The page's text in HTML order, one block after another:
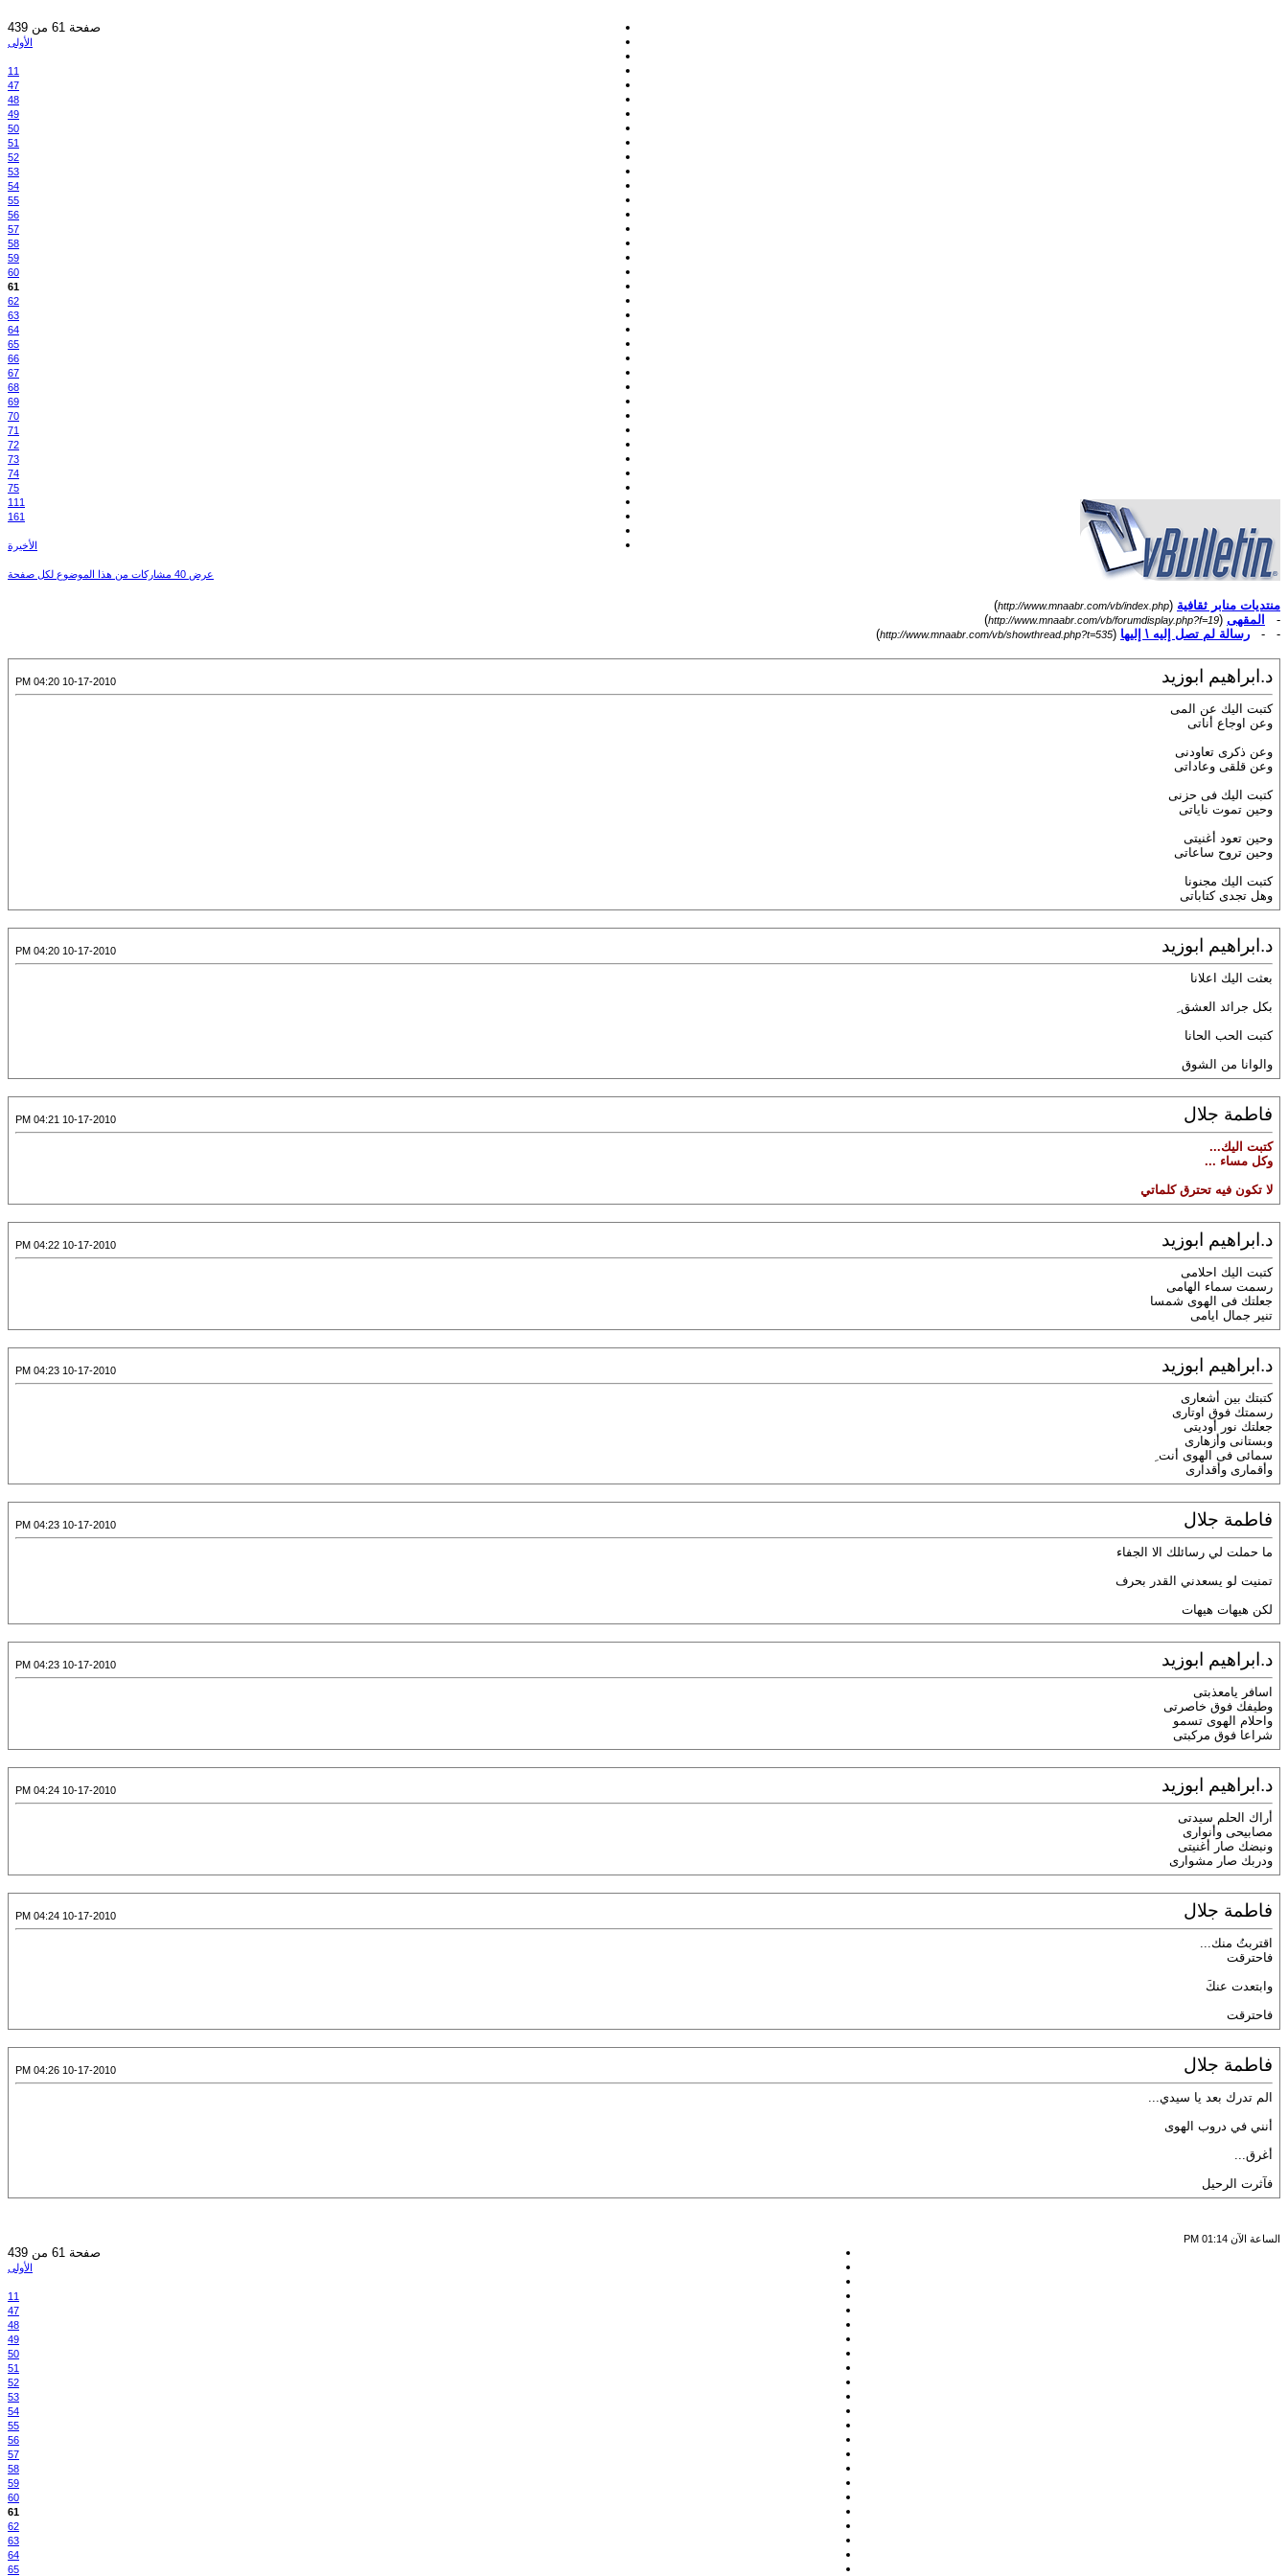
صفحة 61 من 439
الأولى
11
47
48
49
50
51
52
53
54
55
56
57
58
59
60
61
62
63
64
65
66
67
68
69
70
71
72
73
74
75
111
161
الأخيرة
عرض 40 مشاركات من هذا الموضوع لكل صفحة
منتديات منابر ثقافية (
http://www.mnaabr.com/vb/index.php
)
-
المقهى (
http://www.mnaabr.com/vb/forumdisplay.php?f=19
)
- - رسالة لم تصل إليه \ إليها (
http://www.mnaabr.com/vb/showthread.php?t=535
)
د.ابراهيم ابوزيد 10-17-2010 04:20 PM
كتبت اليك عن المى
وعن اوجاع أناتى
وعن ذكرى تعاودنى
وعن قلقى وعاداتى
كتبت اليك فى حزنى
وحين تموت ناياتى
وحين تعود أغنيتى
وحين تروح ساعاتى
كتبت اليك مجنونا
وهل تجدى كتاباتى
د.ابراهيم ابوزيد 10-17-2010 04:20 PM
بعثت اليك اعلانا
بكل جرائد العشق ِ
كتبت الحب الحانا
والوانا من الشوق
فاطمة جلال 10-17-2010 04:21 PM
كتبت اليك...
وكل مساء ...
لا تكون فيه تحترق كلماتي
د.ابراهيم ابوزيد 10-17-2010 04:22 PM
كتبت اليك احلامى
رسمت سماء الهامى
جعلتك فى الهوى شمسا
تنير جمال ايامى
د.ابراهيم ابوزيد 10-17-2010 04:23 PM
كتبتك بين أشعارى
رسمتك فوق اوتارى
جعلتك نور أوديتى
وبستانى وأزهارى
سمائى فى الهوى أنت ِ
وأقمارى وأقدارى
فاطمة جلال 10-17-2010 04:23 PM
ما حملت لي رسائلك الا الجفاء
تمنيت لو يسعدني القدر بحرف
لكن هيهات هيهات
د.ابراهيم ابوزيد 10-17-2010 04:23 PM
اسافر يامعذبتى
وطيفك فوق خاصرتى
واحلام الهوى تسمو
شراعا فوق مركبتى
د.ابراهيم ابوزيد 10-17-2010 04:24 PM
أراك الحلم سيدتى
مصابيحى وأنوارى
ونبضك صار أغنيتى
ودربك صار مشوارى
فاطمة جلال 10-17-2010 04:24 PM
اقتربتُ منك...
فاحترقت
وابتعدت عنكَ
فاحترقت
فاطمة جلال 10-17-2010 04:26 PM
الم تدرك بعد يا سيدي...
أنني في دروب الهوى
أغرق...
فآثرت الرحيل
الساعة الآن 01:14 PM
صفحة 61 من 439
الأولى
11
47
48
49
50
51
52
53
54
55
56
57
58
59
60
61
62
63
64
65